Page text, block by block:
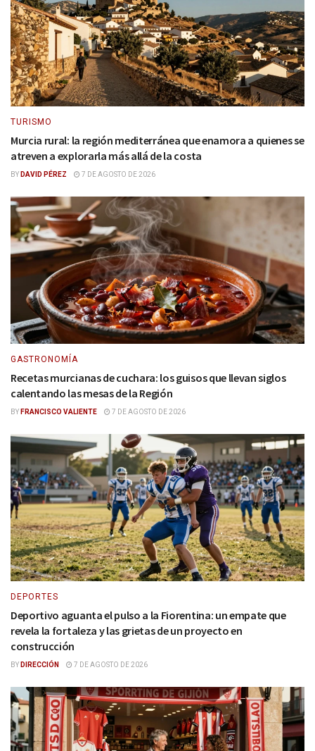
TURISMO
Murcia rural: la región mediterránea que enamora a quienes se
atreven a explorarla más allá de la costa
BY DAVID PÉREZ 7 DE AGOSTO DE 2026
GASTRONOMÍA
Recetas murcianas de cuchara: los guisos que llevan siglos
calentando las mesas de la Región
BY FRANCISCO VALIENTE 7 DE AGOSTO DE 2026
DEPORTES
Deportivo aguanta el pulso a la Fiorentina: un empate que
revela la fortaleza y las grietas de un proyecto en
construcción
BY DIRECCIÓN 7 DE AGOSTO DE 2026